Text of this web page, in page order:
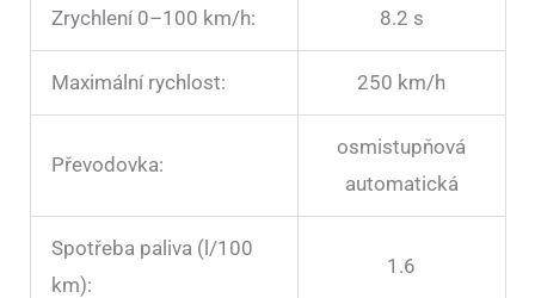
Zrychlení 0–100 km/h: 8.2 s
Maximální rychlost: 250 km/h
Převodovka:
osmistupňová
automatická
Spotřeba paliva (l/100
km):
1.6